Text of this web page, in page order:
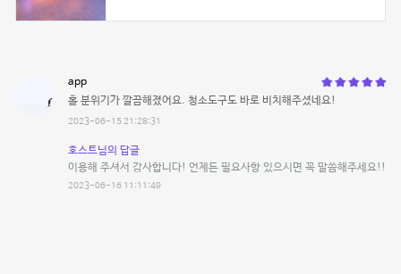
app
홀 분위기가 깔끔해졌어요. 청소도구도 바로 비치해주셨네요!
2023-06-15 21:28:31
호스트님의 답글
이용해 주셔서 감사합니다! 언제든 필요사항 있으시면 꼭 말씀해주세요!!
2023-06-16 11:11:49